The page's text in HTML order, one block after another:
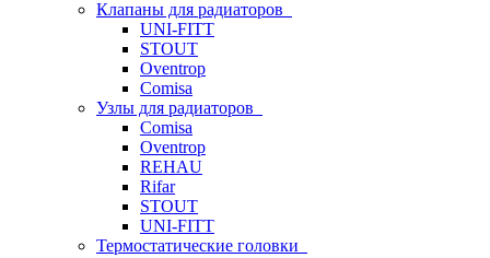
Клапаны для радиаторов
UNI-FITT
STOUT
Oventrop
Comisa
Узлы для радиаторов
Comisa
Oventrop
REHAU
Rifar
STOUT
UNI-FITT
Термостатические головки